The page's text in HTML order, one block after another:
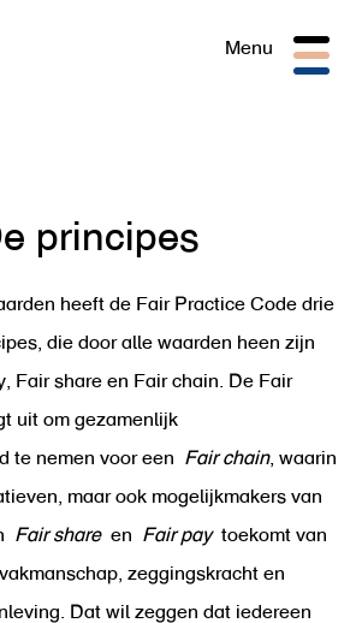
Menu
principes
heeft de Fair Practice Code drie
die door alle waarden heen zijn
Fair share en Fair chain. De Fair
uit om gezamenlijk
te nemen voor een Fair chain, waarin
maar ook mogelijkmakers van
Fair shareen Fair paytoekomt van
zeggingskracht en
Dat wil zeggen dat iedereen